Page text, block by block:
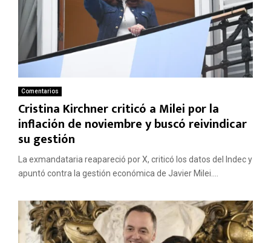
Comentarios
Cristina Kirchner criticó a Milei por la
inflación de noviembre y buscó reivindicar
su gestión
La exmandataria reapareció por X, criticó los datos del Indec y
apuntó contra la gestión económica de Javier Milei....